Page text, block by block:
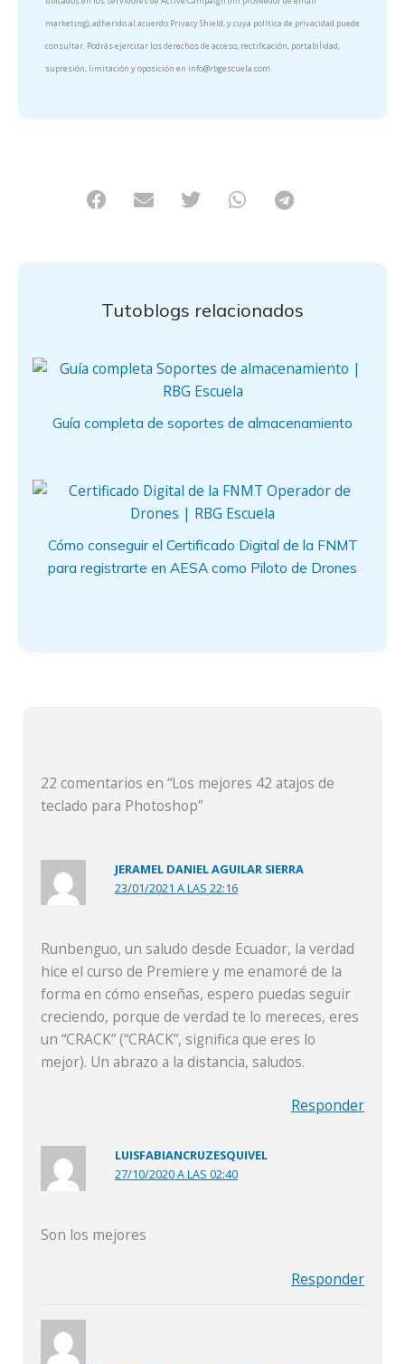
marketing), adherido al acuerdo Privacy Shield, y cuya política de privacidad puede
consultar. Podrás ejercitar los derechos de acceso, rectificación, portabilidad,
supresión, limitación y oposición en info@rbgescuela.com.
Tutoblogs relacionados
Guía completa de soportes de almacenamiento
Cómo conseguir el Certificado Digital de la FNMT
para registrarte en AESA como Piloto de Drones
22 comentarios en “Los mejores 42 atajos de
teclado para Photoshop”
JERAMEL DANIEL AGUILAR SIERRA
23/01/2021 A LAS 22:16
Runbenguo, un saludo desde Ecuador, la verdad
hice el curso de Premiere y me enamoré de la
forma en cómo enseñas, espero puedas seguir
creciendo, porque de verdad te lo mereces, eres
un “CRACK” (“CRACK”, significa que eres lo
mejor). Un abrazo a la distancia, saludos.
Responder
LUISFABIANCRUZESQUIVEL
27/10/2020 A LAS 02:40
Son los mejores
Responder